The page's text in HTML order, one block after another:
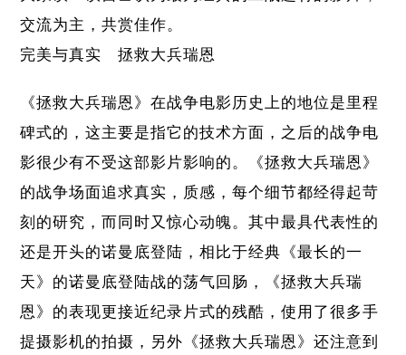
交流为主，共赏佳作。
完美与真实 拯救大兵瑞恩
《拯救大兵瑞恩》在战争电影历史上的地位是里程
碑式的，这主要是指它的技术方面，之后的战争电
影很少有不受这部影片影响的。《拯救大兵瑞恩》
的战争场面追求真实，质感，每个细节都经得起苛
刻的研究，而同时又惊心动魄。其中最具代表性的
还是开头的诺曼底登陆，相比于经典《最长的一
天》的诺曼底登陆战的荡气回肠，《拯救大兵瑞
恩》的表现更接近纪录片式的残酷，使用了很多手
提摄影机的拍摄，另外《拯救大兵瑞恩》还注意到